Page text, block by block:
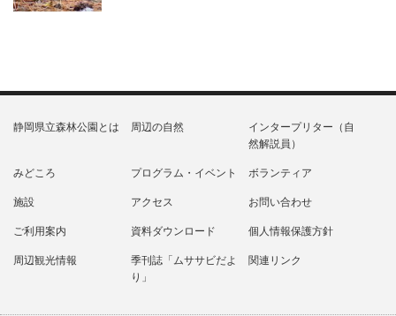
静岡県立森林公園とは 周辺の自然
インタープリター（自
然解説員）
みどころ プログラム・イベント ボランティア
施設 アクセス お問い合わせ
ご利用案内 資料ダウンロード 個人情報保護方針
周辺観光情報
季刊誌「ムササビだよ
り」
関連リンク